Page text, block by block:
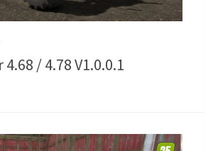
/ 4.78 V1.0.0.1